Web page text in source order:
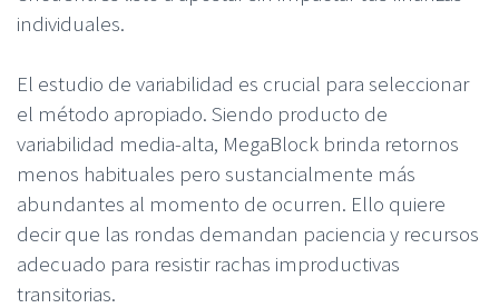
individuales.
El estudio de variabilidad es crucial para seleccionar
el método apropiado. Siendo producto de
variabilidad media-alta, MegaBlock brinda retornos
menos habituales pero sustancialmente más
abundantes al momento de ocurren. Ello quiere
decir que las rondas demandan paciencia y recursos
adecuado para resistir rachas improductivas
transitorias.